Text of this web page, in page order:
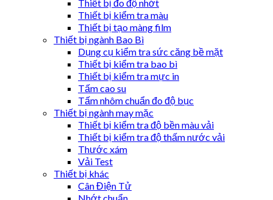
Thiết bị đo độ nhớt
Thiết bị kiểm tra màu
Thiết bị tạo màng film
Thiết bị ngành Bao Bì
Dụng cụ kiểm tra sức căng bề mặt
Thiết bị kiểm tra bao bì
Thiết bị kiểm tra mực in
Tấm cao su
Tấm nhôm chuẩn đo độ bục
Thiết bị ngành may mặc
Thiết bị kiểm tra độ bền màu vải
Thiết bị kiểm tra độ thấm nước vải
Thước xám
Vải Test
Thiết bị khác
Cân Điện Tử